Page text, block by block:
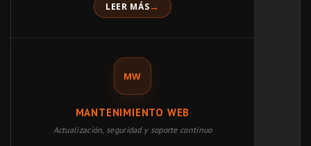
LEER MÁS
MW
MANTENIMIENTO WEB
Actualización, seguridad y soporte continuo